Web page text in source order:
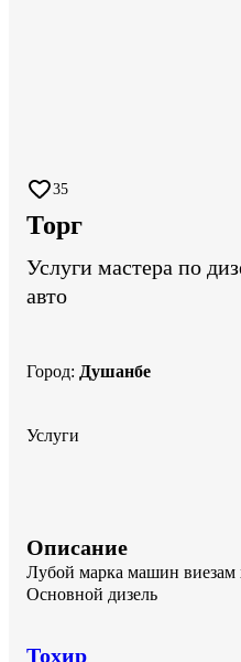
35
Торг
Услуги мастера по
авто
Город: Душанбе
Услуги
Описание
Лубой марка машин виезам
Основной дизель
Тохир